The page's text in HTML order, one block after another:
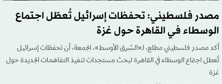
مصدر فلسطيني: تحفظات إسرائيل تُعطّل اجتماع
الوسطاء في القاهرة حول غزة
أكد مصدر فلسطيني مطلع، لـ«الشرق الأوسط»، الجمعة، أن تحفظات إسرائيل
تُعطل اجتماع الوسطاء في القاهرة لبحث مستجدات تنفيذ التفاهمات الجديدة حول
غزة